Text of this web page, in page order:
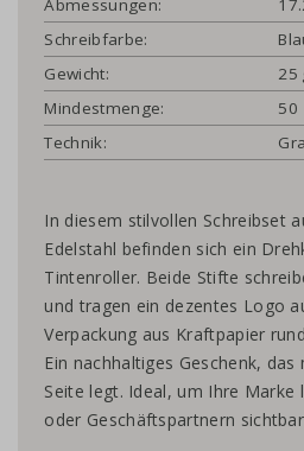
Schreibfarbe:
Gewicht:
25
Mindestmenge:
50
Technik:
In diesem stilvollen Schreibset
Edelstahl befinden sich ein
Tintenroller. Beide Stifte
und tragen ein dezentes Logo
Verpackung aus Kraftpapier
Ein nachhaltiges Geschenk,
Seite legt. Ideal, um Ihre Marke
oder Geschäftspartnern